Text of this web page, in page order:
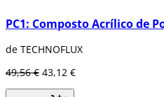
PC1: Composto Acrílico de
de TECHNOFLUX
49,56 € 43,12 €